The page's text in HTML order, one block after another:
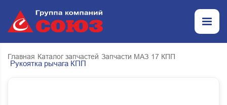
Главная Каталог запчастей Запчасти МАЗ 17 КПП
Рукоятка рычага КПП